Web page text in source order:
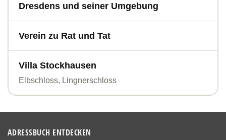
Dresdens und seiner Umgebung
Verein zu Rat und Tat
Villa Stockhausen
Elbschloss, Lingnerschloss
ADRESSBUCH ENTDECKEN